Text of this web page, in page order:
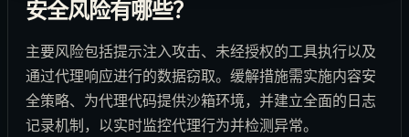
安全风险有哪些？
主要风险包括提示注入攻击、未经授权的工具执行以及
通过代理响应进行的数据窃取。缓解措施需实施内容安
全策略、为代理代码提供沙箱环境，并建立全面的日志
记录机制，以实时监控代理行为并检测异常。